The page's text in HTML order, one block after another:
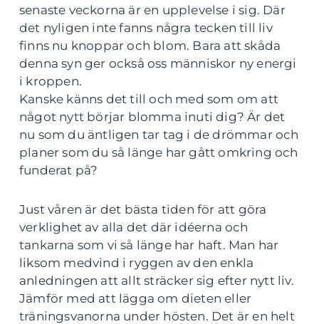
senaste veckorna är en upplevelse i sig. Där
det nyligen inte fanns några tecken till liv
finns nu knoppar och blom. Bara att skåda
denna syn ger också oss människor ny energi
i kroppen.
Kanske känns det till och med som om att
något nytt börjar blomma inuti dig? Är det
nu som du äntligen tar tag i de drömmar och
planer som du så länge har gått omkring och
funderat på?
Just våren är det bästa tiden för att göra
verklighet av alla det där idéerna och
tankarna som vi så länge har haft. Man har
liksom medvind i ryggen av den enkla
anledningen att allt sträcker sig efter nytt liv.
Jämför med att lägga om dieten eller
träningsvanorna under hösten. Det är en helt